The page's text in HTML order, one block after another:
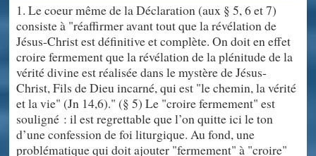
1. Le coeur même de la Déclaration (aux § 5, 6 et 7)
consiste à "réaffirmer avant tout que la révélation de
Jésus-Christ est définitive et complète. On doit en effet
croire fermement que la révélation de la plénitude de la
vérité divine est réalisée dans le mystère de Jésus-
Christ, Fils de Dieu incarné, qui est "le chemin, la vérité
et la vie" (Jn 14,6)." (§ 5) Le "croire fermement" est
souligné : il est regrettable que l’on quitte ici le ton
d’une confession de foi liturgique. Au fond, une
problématique qui doit ajouter "fermement" à "croire"